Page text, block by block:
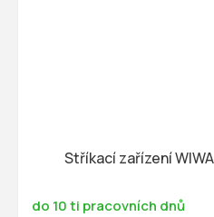
Stříkací zařízení WIWA
do 10 ti pracovních dnů